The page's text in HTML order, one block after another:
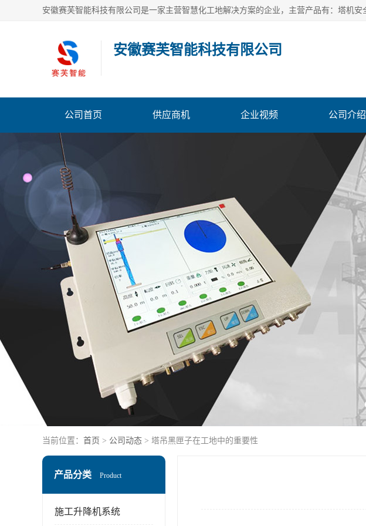
安徽赛芙智能科技有限公司
公司首页 供应商机 企业视频 公司介绍
当前位置： 首页 > 公司动态 > 塔吊黑匣子在工地中的重要性
产品分类 Product
施工升降机系统